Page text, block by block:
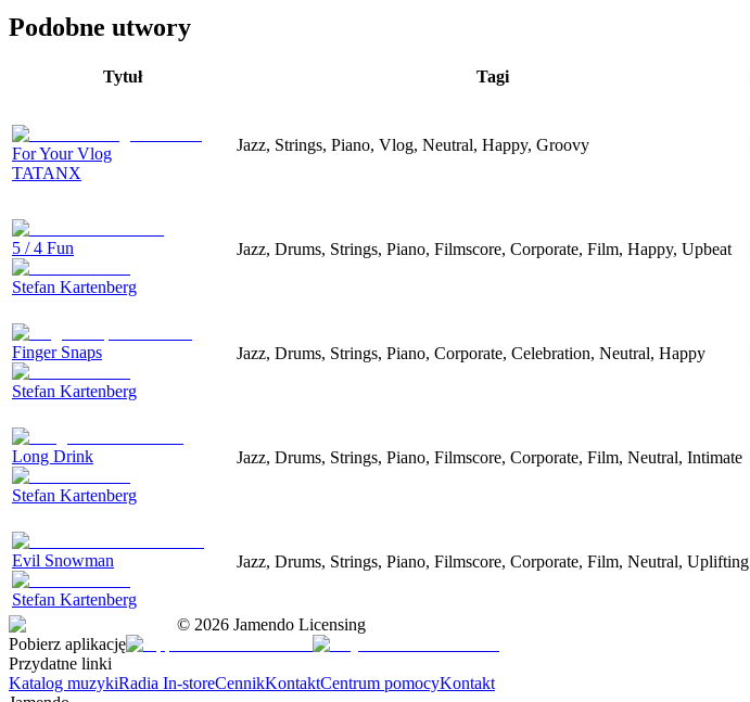
Podobne utwory
Tytuł Tagi
For Your Vlog
TATANX
Jazz, Strings, Piano, Vlog, Neutral, Happy, Groovy
5 / 4 Fun
Stefan Kartenberg
Jazz, Drums, Strings, Piano, Filmscore, Corporate, Film, Happy, Upbeat
Finger Snaps
Stefan Kartenberg
Jazz, Drums, Strings, Piano, Corporate, Celebration, Neutral, Happy
Long Drink
Stefan Kartenberg
Jazz, Drums, Strings, Piano, Filmscore, Corporate, Film, Neutral, Intimate
Evil Snowman
Stefan Kartenberg
Jazz, Drums, Strings, Piano, Filmscore, Corporate, Film, Neutral, Uplifting
© 2026 Jamendo Licensing
Pobierz aplikację
Przydatne linki
Katalog muzykiRadia In-storeCennikKontaktCentrum pomocyKontakt